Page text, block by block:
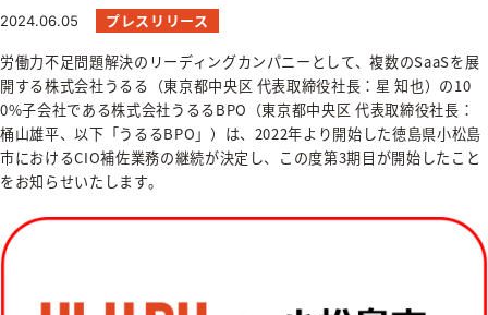
2024.06.05
プレスリリース
労働力不足問題解決のリーディングカンパニーとして、複数のSaaSを展
開する株式会社うるる（東京都中央区 代表取締役社長：星 知也）の10
0%子会社である株式会社うるるBPO（東京都中央区 代表取締役社長：
桶山雄平、以下「うるるBPO」）は、2022年より開始した徳島県小松島
市におけるCIO補佐業務の継続が決定し、この度第3期目が開始したこと
をお知らせいたします。